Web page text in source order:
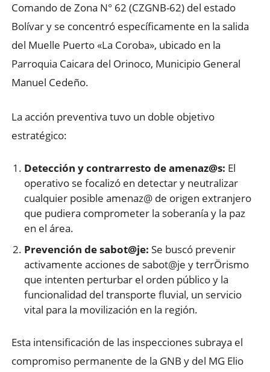
Comando de Zona N° 62 (CZGNB-62) del estado
Bolívar y se concentró específicamente en la salida
del Muelle Puerto «La Coroba», ubicado en la
Parroquia Caicara del Orinoco, Municipio General
Manuel Cedeño.
La acción preventiva tuvo un doble objetivo
estratégico:
Detección y contrarresto de amenaz@s: El
operativo se focalizó en detectar y neutralizar
cualquier posible amenaz@ de origen extranjero
que pudiera comprometer la soberanía y la paz
en el área.
Prevención de sabot@je: Se buscó prevenir
activamente acciones de sabot@je y terrÖrismo
que intenten perturbar el orden público y la
funcionalidad del transporte fluvial, un servicio
vital para la movilización en la región.
Esta intensificación de las inspecciones subraya el
compromiso permanente de la GNB y del MG Elio